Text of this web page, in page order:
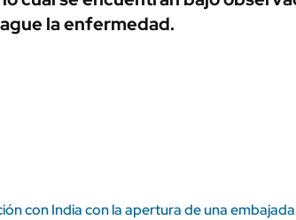
la enfermedad.
con India con la apertura de una